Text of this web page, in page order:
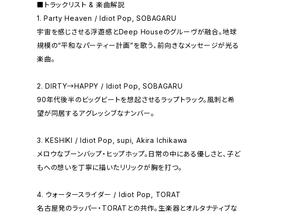
■トラックリスト & 楽曲解説
1. Party Heaven / Idiot Pop, SOBAGARU
宇宙を感じさせる浮遊感とDeep Houseのグルーヴが融合。地球
規模の“平和なパーティー計画”を歌う、前向きなメッセージが光る
楽曲。
2. DIRTY→HAPPY / Idiot Pop, SOBAGARU
90年代後半のビッグビートを想起させるラップトラック。風刺と希
望が同居するアグレッシブなナンバー。
3. KESHIKI / Idiot Pop, supi, Akira Ichikawa
メロウなブーンバップ・ヒップホップ。日常の中にある優しさと、子ど
もへの想いを丁寧に描いたリリックが胸を打つ。
4. ウォータースライダー / Idiot Pop, TORAT
名古屋発のラッパー・TORATとの共作。生楽器とオルタナティブな